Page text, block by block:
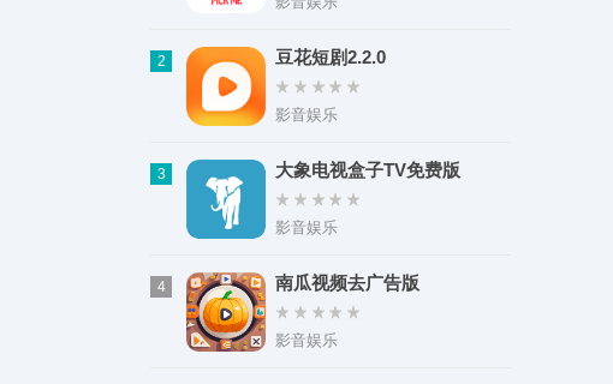
2 豆花短剧2.2.0
影音娱乐
3 大象电视盒子TV免费版
影音娱乐
4 南瓜视频去广告版
影音娱乐